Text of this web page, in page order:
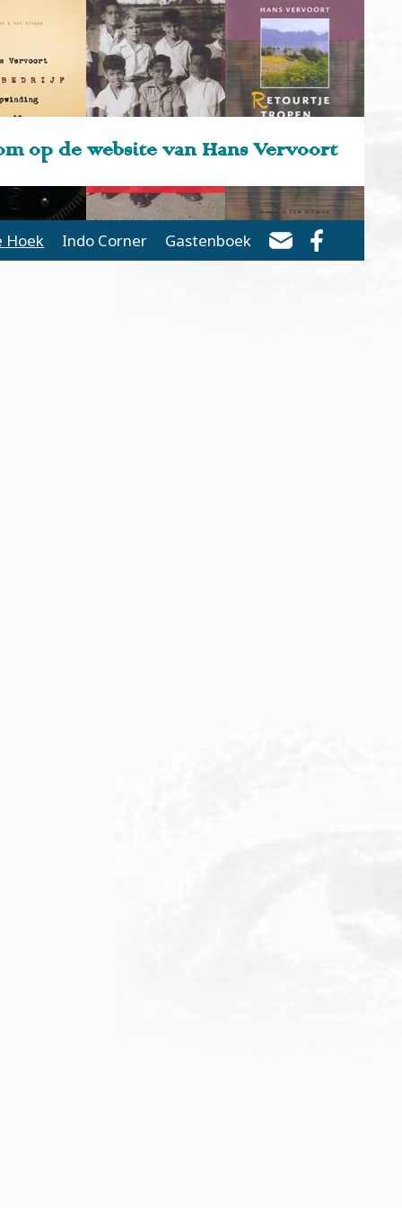
op de website van Hans Vervoort
Hoek Indo Corner Gastenboek